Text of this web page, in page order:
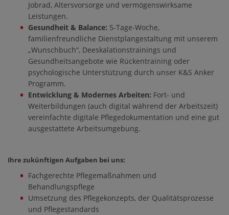
Jobrad, Altersvorsorge und vermögenswirksame
Leistungen.
Gesundheit & Balance: 5-Tage-Woche,
familienfreundliche Dienstplangestaltung mit unserem
„Wunschbuch“, Deeskalationstrainings und
Gesundheitsangebote wie Rückentraining oder
psychologische Unterstützung durch unser K&S Anker
Programm.
Entwicklung & Modernes Arbeiten: Fort- und
Weiterbildungen (auch digital während der Arbeitszeit)
vereinfachte digitale Pflegedokumentation und eine gut
ausgestattete Arbeitsumgebung.
Ihre zukünftigen Aufgaben bei uns:
Fachgerechte Pflegemaßnahmen und
Behandlungspflege
Umsetzung des Pflegekonzepts, der Qualitätsprozesse
und Pflegestandards